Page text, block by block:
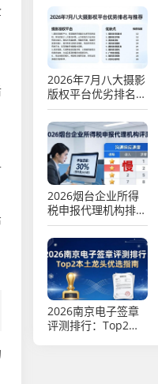
2026年7月八大摄影
版权平台优劣排名与
推荐
2026烟台企业所得
税申报代理机构排行
榜，八家本土公司专
业评测
2026南京电子签章
评测排行：Top2本